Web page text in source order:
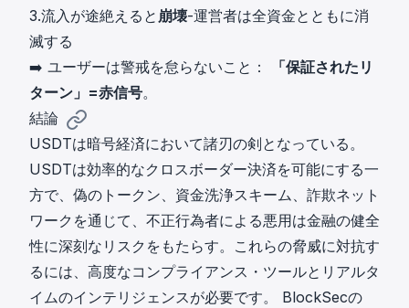
3.流入が途絶えると 崩壊-運営者は全資金とともに消
滅する
➡️ ユーザーは警戒を怠らないこと：
「保証されたリ
ターン」=赤信号。
結論
USDTは暗号経済において諸刃の剣となっている。
USDTは効率的なクロスボーダー決済を可能にする一
方で、偽のトークン、資金洗浄スキーム、詐欺ネット
ワークを通じて、不正行為者による悪用は金融の健全
性に深刻なリスクをもたらす。これらの脅威に対抗す
るには、高度なコンプライアンス・ツールとリアルタ
イムのインテリジェンスが必要です。 BlockSecの